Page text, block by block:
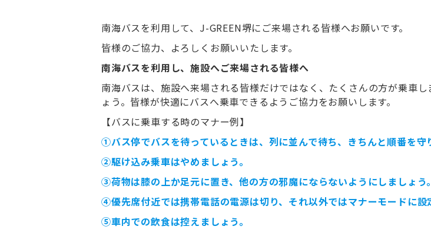
南海バスを利用して、J-GREEN堺にご来場される皆様へお願いです。
皆様のご協力、よろしくお願いいたします。
南海バスを利用し、施設へご来場される皆様へ
南海バスは、施設へ来場される皆様だけではなく、たくさんの方が乗車
ょう。皆様が快適にバスへ乗車できるようご協力をお願いします。
【バスに乗車する時のマナー例】
①バス停でバスを待っているときは、列に並んで待ち、きちんと順番を守
②駆け込み乗車はやめましょう。
③荷物は膝の上か足元に置き、他の方の邪魔にならないようにしましょう。
④優先席付近では携帯電話の電源は切り、それ以外ではマナーモードに設
⑤車内での飲食は控えましょう。